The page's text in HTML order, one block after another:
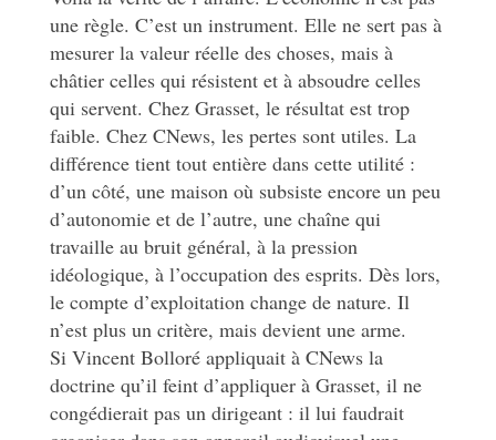
une règle. C’est un instrument. Elle ne sert pas à
mesurer la valeur réelle des choses, mais à
châtier celles qui résistent et à absoudre celles
qui servent. Chez Grasset, le résultat est trop
faible. Chez CNews, les pertes sont utiles. La
différence tient tout entière dans cette utilité :
d’un côté, une maison où subsiste encore un peu
d’autonomie et de l’autre, une chaîne qui
travaille au bruit général, à la pression
idéologique, à l’occupation des esprits. Dès lors,
le compte d’exploitation change de nature. Il
n’est plus un critère, mais devient une arme.
Si Vincent Bolloré appliquait à CNews la
doctrine qu’il feint d’appliquer à Grasset, il ne
congédierait pas un dirigeant : il lui faudrait